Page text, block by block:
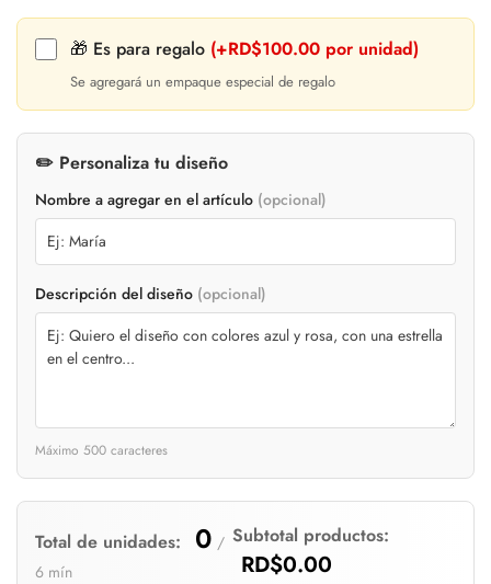
🎁 Es para regalo (+RD$100.00 por unidad)
Se agregará un empaque especial de regalo
✏️ Personaliza tu diseño
Nombre a agregar en el artículo (opcional)
Descripción del diseño (opcional)
Máximo 500 caracteres
Total de unidades: 0 /
6 mín
Subtotal productos:
RD$0.00
Confirm your age
Are you 18 years old or older?